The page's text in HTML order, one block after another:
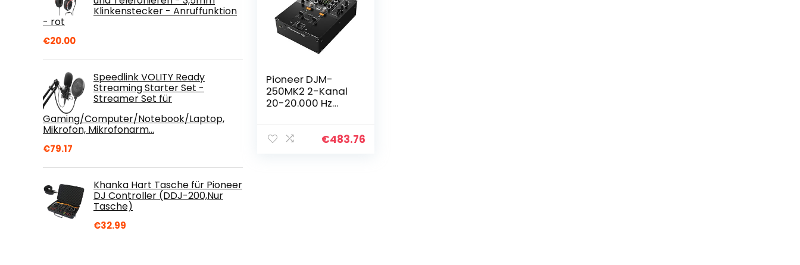
Klinkenstecker - Anruffunktion
- rot
€20.00
Speedlink VOLITY Ready
Streaming Starter Set -
Streamer Set für
Gaming/Computer/Notebook/Laptop,
Mikrofon, Mikrofonarm…
€79.17
Khanka Hart Tasche für Pioneer
DJ Controller (DDJ-200,Nur
Tasche)
€32.99
Pioneer DJM-
250MK2 2-Kanal
20-20.000 Hz
Mixer (2 Kanäle,
€483.76